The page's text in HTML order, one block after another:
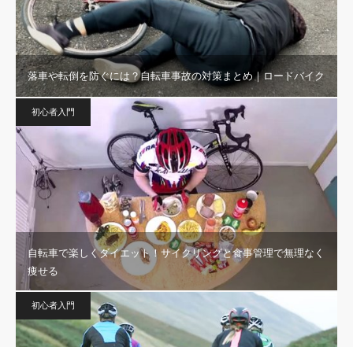
落車や転倒を防ぐには？自転車事故の対策まとめ｜ロードバイク
初心者入門
自転車で楽しくダイエット！サイクリングと食事管理で無理なく
痩せる
初心者入門